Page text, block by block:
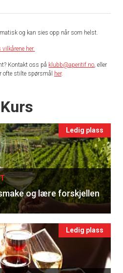
og kan sies opp når som helst.
vilkårene her.
Kontakt oss på klubb@aperitif.no, eller
ofte stilte spørsmål her.
Ledig plass
og lære forskjellen
Ledig plass